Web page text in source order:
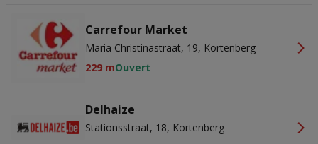
Carrefour Market
Maria Christinastraat, 19, Kortenberg
229 mOuvert
Delhaize
Stationsstraat, 18, Kortenberg
Partnerlijst (derden)